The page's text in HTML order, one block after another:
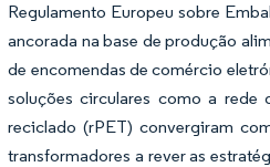
Regulamento Europeu sobre
ancorada na base de produção
de encomendas de comércio
soluções circulares como a
reciclado (rPET) convergiram
transformadores a rever as